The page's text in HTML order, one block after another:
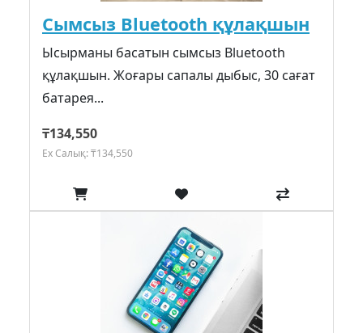
Сымсыз Bluetooth құлақшын
Ысырманы басатын сымсыз Bluetooth
құлақшын. Жоғары сапалы дыбыс, 30 сағат
батарея...
₸134,550
Ex Салық: ₸134,550